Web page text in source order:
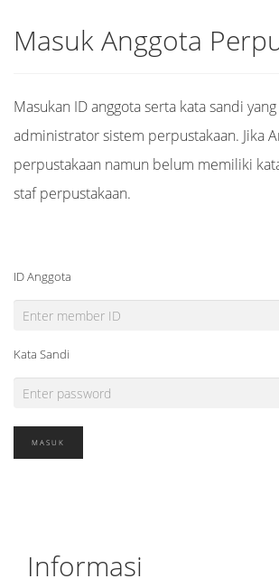
Masuk Anggota
Masukan ID anggota serta kata sandi
administrator sistem perpustakaan. Jika
perpustakaan namun belum memiliki
staf perpustakaan.
ID Anggota
Kata Sandi
Informasi